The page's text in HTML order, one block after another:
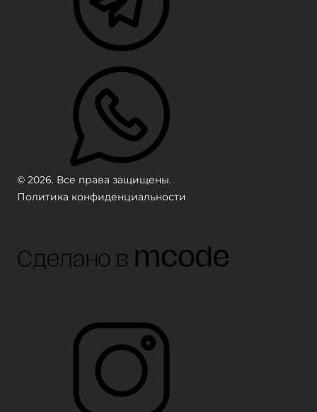
© 2026. Все права защищены.
Политика конфиденциальности